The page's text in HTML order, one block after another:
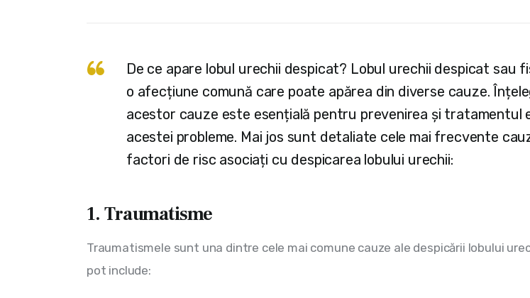
De ce apare lobul urechii despicat? Lobul urechii despicat sau
o afecțiune comună care poate apărea din diverse cauze.
acestor cauze este esențială pentru prevenirea și tratamentul
acestei probleme. Mai jos sunt detaliate cele mai frecvente
factori de risc asociați cu despicarea lobului urechii:
1. Traumatisme
Traumatismele sunt una dintre cele mai comune cauze ale despicării lobului
pot include: